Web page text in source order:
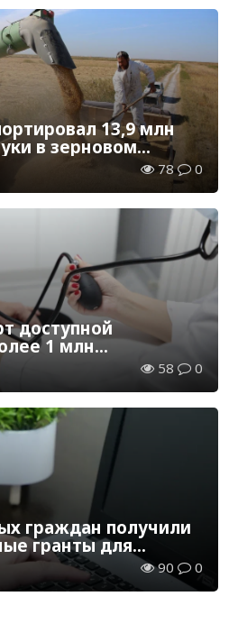
13,9 млн
в зерновом
78 0
доступной
1 млн
услуги
58 0
граждан получили
гранты для
90 0